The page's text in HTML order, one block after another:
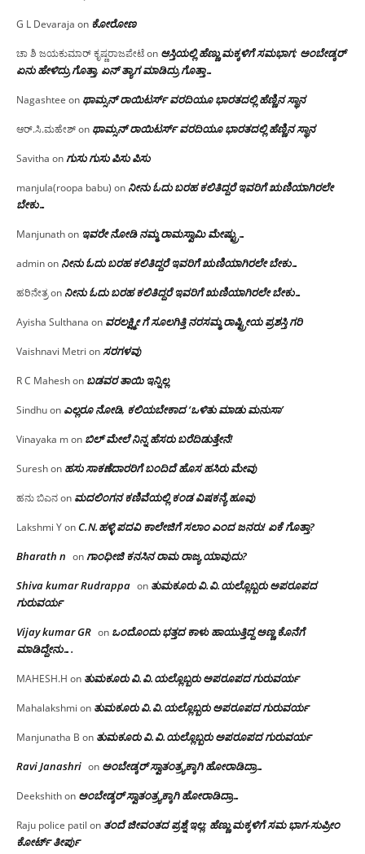
G L Devaraja on ಕೋರೋಣ
ಚಾ ಶಿ ಜಯಕುಮಾರ್ ಕೃಷ್ಣರಾಜಪೇಟೆon ಆಸ್ತಿಯಲ್ಲಿ ಹೆಣ್ಣು ಮಕ್ಕಳಿಗೆ ಸಮಭಾಗ; ಅಂಬೇಡ್ಕರ್
ಏನು ಹೇಳಿದ್ರು ಗೊತ್ತಾ, ಏನ್ ತ್ಯಾಗ ಮಾಡಿದ್ರು ಗೊತ್ತಾ…
Nagashtee on ಥಾಮ್ಸನ್ ರಾಯಿಟರ್ಸ್ ವರದಿಯೂ ಭಾರತದಲ್ಲಿ ಹೆಣ್ಣಿನ ಸ್ಥಾನ‌
ಆರ್.ಸಿ.ಮಹೇಶ್on ಥಾಮ್ಸನ್ ರಾಯಿಟರ್ಸ್ ವರದಿಯೂ ಭಾರತದಲ್ಲಿ ಹೆಣ್ಣಿನ ಸ್ಥಾನ‌
Savitha onಗುಸು ಗುಸು ಪಿಸು ಪಿಸು
manjula(roopa babu) on ನೀನು ಓದು ಬರಹ ಕಲಿತಿದ್ದರೆ ಇವರಿಗೆ ಋಣಿಯಾಗಿರಲೇ
ಬೇಕು…
Manjunathon ಇವರೇ‌ ನೋಡಿ‌ ನಮ್ಮ‌ ರಾಮಸ್ವಾಮಿ ಮೇಷ್ಟ್ರು…
adminon ನೀನು ಓದು ಬರಹ ಕಲಿತಿದ್ದರೆ ಇವರಿಗೆ ಋಣಿಯಾಗಿರಲೇ ಬೇಕು…
ಹರಿನೇತ್ರon ನೀನು ಓದು ಬರಹ ಕಲಿತಿದ್ದರೆ ಇವರಿಗೆ ಋಣಿಯಾಗಿರಲೇ ಬೇಕು…
Ayisha Sulthana on ವರಲಕ್ಷ್ಮೀ ಗೆ ಸೂಲಗಿತ್ತಿ ನರಸಮ್ಮ‌ ರಾಷ್ಟ್ರೀಯ ಪ್ರಶಸ್ತಿ ಗರಿ
Vaishnavi Metri onಸರಗಳವು
R C Maheshon ಬಡವರ ತಾಯಿ ಇನ್ನಿಲ್ಲ
Sindhuon ಎಲ್ಲರೂ ನೋಡಿ, ಕಲಿಯಬೇಕಾದ ‘ಒಳಿತು ಮಾಡು ಮನುಸಾ’
Vinayaka mon ಬಿಲ್ ಮೇಲೆ ನಿನ್ನ ಹೆಸರು ಬರೆದಿಡುತ್ತೇನೆ!
Sureshon ಹಸು ಸಾಕಣೆದಾರರಿಗೆ ಬಂದಿದೆ ಹೊಸ ಹಸಿರು ಮೇವು
ಹನು ಬಿಎನon ಮದಲಿಂಗನ ಕಣಿವೆಯಲ್ಲಿ ಕಂಡ ವಿಷಕನ್ಯೆ ಹೂವು
Lakshmi YonC.N.ಹಳ್ಳಿ ಪದವಿ ಕಾಲೇಜಿಗೆ ಸಲಾಂ‌ ಎಂದ ಜನರು! ಏಕೆ ಗೊತ್ತಾ?
Bharath n onಗಾಂಧೀಜಿ ಕನಸಿನ ರಾಮ ರಾಜ್ಯ ಯಾವುದು?
Shiva kumar Rudrappa on ತುಮಕೂರು‌ ವಿ.ವಿ.ಯಲ್ಲೊಬ್ಬರು ಅಪರೂಪದ
ಗುರುವರ್ಯ
Vijay kumar GR on ಒಂದೊಂದು ಭತ್ತದ ಕಾಳು ಹಾಯುತ್ತಿದ್ದ ಅಣ್ಣ ಕೊನೆಗೆ
ಮಾಡಿದ್ದೇನು….
MAHESH.H on ತುಮಕೂರು‌ ವಿ.ವಿ.ಯಲ್ಲೊಬ್ಬರು ಅಪರೂಪದ ಗುರುವರ್ಯ
Mahalakshmi on ತುಮಕೂರು‌ ವಿ.ವಿ.ಯಲ್ಲೊಬ್ಬರು ಅಪರೂಪದ ಗುರುವರ್ಯ
Manjunatha B on ತುಮಕೂರು‌ ವಿ.ವಿ.ಯಲ್ಲೊಬ್ಬರು ಅಪರೂಪದ ಗುರುವರ್ಯ
Ravi Janashri on ಅಂಬೇಡ್ಕರ್ ಸ್ವಾತಂತ್ರ್ಯಕ್ಕಾಗಿ ಹೋರಾಡಿದ್ರಾ…
Deekshithon ಅಂಬೇಡ್ಕರ್ ಸ್ವಾತಂತ್ರ್ಯಕ್ಕಾಗಿ ಹೋರಾಡಿದ್ರಾ…
Raju police patil on ತಂದೆ ಜೀವಂತದ ಪ್ರಶ್ನೆ ಇಲ್ಲ: ಹೆಣ್ಣು ಮಕ್ಕಳಿಗೆ ಸಮ ಭಾಗ-ಸುಪ್ರೀಂ
ಕೋರ್ಟ್ ತೀರ್ಪು